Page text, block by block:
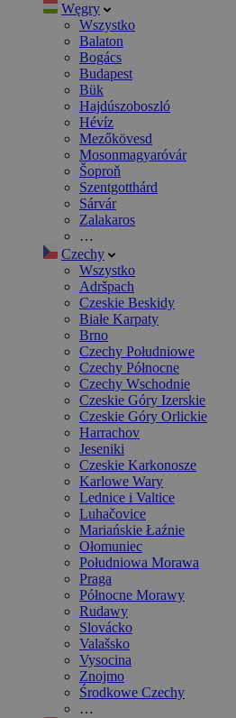
Węgry
Wszystko
Balaton
Bogács
Budapest
Bük
Hajdúszoboszló
Hévíz
Mezőkövesd
Mosonmagyaróvár
Šoproň
Szentgotthárd
Sárvár
Zalakaros
…
Czechy
Wszystko
Adršpach
Czeskie Beskidy
Białe Karpaty
Brno
Czechy Południowe
Czechy Północne
Czechy Wschodnie
Czeskie Góry Izerskie
Czeskie Góry Orlickie
Harrachov
Jeseniki
Czeskie Karkonosze
Karlowe Wary
Lednice i Valtice
Luhačovice
Mariańskie Łaźnie
Ołomuniec
Południowa Morawa
Praga
Północne Morawy
Rudawy
Slovácko
Valašsko
Vysocina
Znojmo
Środkowe Czechy
…